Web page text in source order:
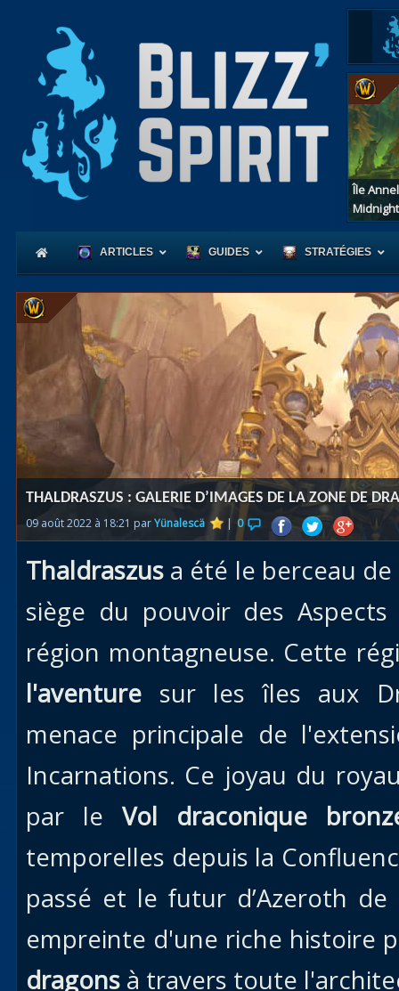
Île
Midnight
ARTICLES GUIDES
Coeur
Races
alliées
des îles
le vol
Uldum
Val
STRATÉGIES
THALDRASZUS : GALERIE D’IMAGES DE LA ZONE DE
09 août 2022 à 18:21 parYünalescä | 0
Thaldraszus a été le berceau
siège du pouvoir des
région montagneuse. Cette
l'aventure sur les îles aux
menace principale de
Incarnations. Ce joyau du
par le Vol draconique
temporelles depuis la
passé et le futur d’Azeroth de
empreinte d'une riche histoire
dragons à travers toute